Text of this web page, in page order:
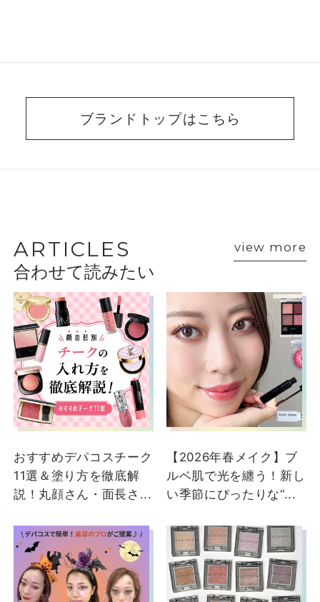
ブランドトップはこちら
VOICE
ショップスタッフ・ブランド担当者のおすす
めをご紹介
ARTICLES view more
合わせて読みたい
おすすめデパコスチーク
11選＆塗り方を徹底解
説！丸顔さん・面長さ...
【2026年春メイク】ブ
ルベ肌で光を纏う！新し
い季節にぴったりな“...